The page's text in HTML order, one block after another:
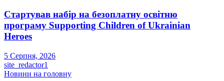
Стартував набір на безоплатну освітню
програму Supporting Children of Ukrainian
Heroes
5 Серпня, 2026
site_redactor1
Новини на головну